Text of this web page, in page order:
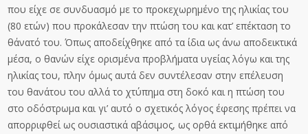
που είχε σε συνδυασμό με το προκεχωρημένο της ηλικίας του
(80 ετών) που προκάλεσαν την πτώση του και κατ’ επέκταση το
θάνατό του. Όπως αποδείχθηκε από τα ίδια ως άνω αποδεικτικά
μέσα, ο θανών είχε ορισμένα προβλήματα υγείας λόγω και της
ηλικίας του, πλην όμως αυτά δεν συντέλεσαν στην επέλευση
του θανάτου του αλλά το χτύπημα στη δοκό και η πτώση του
στο οδόστρωμα και γι’ αυτό ο σχετικός λόγος έφεσης πρέπει να
απορριφθεί ως ουσιαστικά αβάσιμος, ως ορθά εκτιμήθηκε από